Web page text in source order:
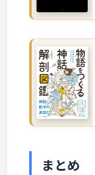
まとめ